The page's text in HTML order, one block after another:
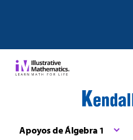
Apoyos de Álgebra 1